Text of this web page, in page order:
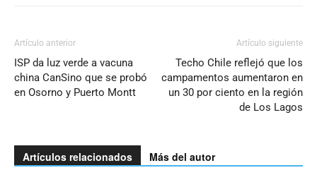
Artículo anterior
ISP da luz verde a vacuna
china CanSino que se probó
en Osorno y Puerto Montt
Artículo siguiente
Techo Chile reflejó que los
campamentos aumentaron en
un 30 por ciento en la región
de Los Lagos
Artículos relacionados Más del autor